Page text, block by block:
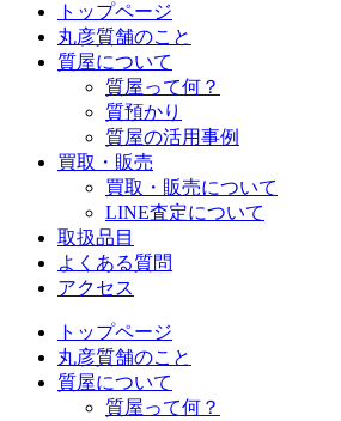
トップページ
丸彦質舗のこと
質屋について
質屋って何？
質預かり
質屋の活用事例
買取・販売
買取・販売について
LINE査定について
取扱品目
よくある質問
アクセス
トップページ
丸彦質舗のこと
質屋について
質屋って何？